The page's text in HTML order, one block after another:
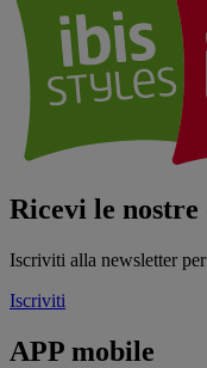
Ricevi le nostre
Iscriviti alla newsletter
Iscriviti
APP mobile